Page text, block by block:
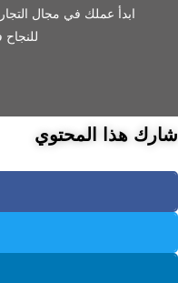
ابدأ عملك في مجال
شارك هذا المحتوي